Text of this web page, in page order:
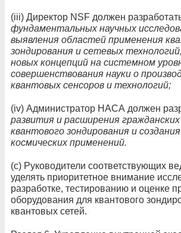
(iii) Директор NSF должен
фундаментальных научных
выявления областей применения
зондирования и сетевых
новых концепций на системном
совершенствования науки о
квантовых сенсоров и технологий;
(iv) Администратор НАСА должен
развития и расширения
квантового зондирования и
космических применений.
(c) Руководители соответствующих
уделять приоритетное внимание
разработке, тестированию и оценке
оборудования для квантового
квантовых сетей.